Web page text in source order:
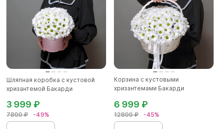
Шляпная коробка с кустовой
хризантемой Бакарди
7800 ₽ -49%
3 999 ₽
Корзина с кустовыми
хризантемами Бакарди
12800 ₽ -45%
6 999 ₽